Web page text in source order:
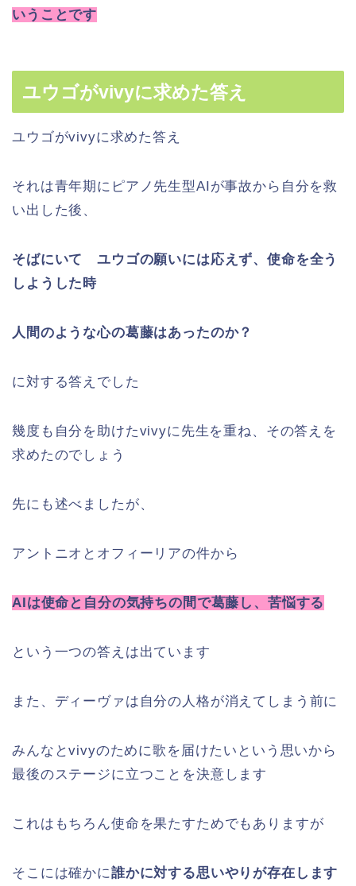
いうことです
ユウゴがvivyに求めた答え
ユウゴがvivyに求めた答え
それは青年期にピアノ先生型AIが事故から自分を救
い出した後、
そばにいて ユウゴの願いには応えず、使命を全う
しようした時
人間のような心の葛藤はあったのか？
に対する答えでした
幾度も自分を助けたvivyに先生を重ね、その答えを
求めたのでしょう
先にも述べましたが、
アントニオとオフィーリアの件から
AIは使命と自分の気持ちの間で葛藤し、苦悩する
という一つの答えは出ています
また、ディーヴァは自分の人格が消えてしまう前に
みんなとvivyのために歌を届けたいという思いから
最後のステージに立つことを決意します
これはもちろん使命を果たすためでもありますが
そこには確かに誰かに対する思いやりが存在します